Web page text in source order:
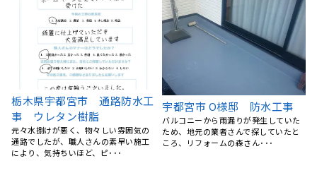
屋根葺き替え工事 瓦屋根か
ら金属屋根へ 雨漏り修理
栃木県宇都宮市 S様
台風のあと、雨の日に雨漏りして、ホ
栃木県宇都宮市 外壁塗装、
付帯部塗装 ナノコンポジッ
トW